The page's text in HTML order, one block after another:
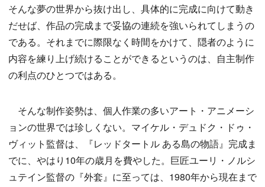
そんな夢の世界から抜け出し、具体的に完成に向けて動き
だせば、作品の完成まで妥協の連続を強いられてしまうの
である。それまでに際限なく時間をかけて、隠者のように
内容を練り上げ続けることができるというのは、自主制作
の利点のひとつではある。
そんな制作姿勢は、個人作業の多いアート・アニメーシ
ョンの世界では珍しくない。マイケル・デュドク・ドゥ・
ヴィット監督は、『レッドタートル ある島の物語』完成ま
でに、やはり10年の歳月を費やした。巨匠ユーリ・ノルシ
ュテイン監督の『外套』に至っては、1980年から現在まで